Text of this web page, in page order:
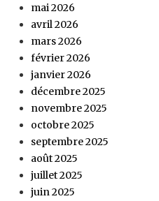
mai 2026
avril 2026
mars 2026
février 2026
janvier 2026
décembre 2025
novembre 2025
octobre 2025
septembre 2025
août 2025
juillet 2025
juin 2025